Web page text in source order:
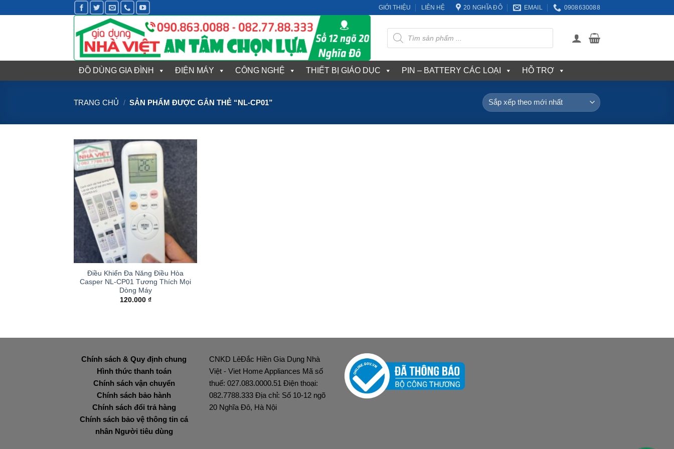
qua
GIỚI THIỆU LIÊN HỆ 20 NGHĨA ĐÔ EMAIL 0908630088
Tìm
kiếm
sản
phẩm
ĐỒ DÙNG GIA ĐÌNH ĐIỆN MÁY CÔNG NGHỆ THIẾT BỊ GIÁO DỤC PIN – BATTERY CÁC LOẠI HỖ TRỢ
TRANG CHỦ / SẢN PHẨM ĐƯỢC GẮN THẺ “NL-CP01”
Điều Khiển Đa Năng Điều Hòa
Casper NL-CP01 Tương Thích Mọi
Dòng Máy
120.000 ₫
Chính sách & Quy định chung
Hình thức thanh toán
Chính sách vận chuyển
Chính sách bảo hành
Chính sách đổi trả hàng
Chính sách bảo vệ thông tin cá
nhân Người tiêu dùng
CNKD LêĐắc Hiền Gia Dụng Nhà
Việt - Viet Home Appliances Mã số
thuế: 027.083.0000.51 Điện thoại:
082.7788.333 Địa chỉ: Số 10-12 ngõ
20 Nghĩa Đô, Hà Nội